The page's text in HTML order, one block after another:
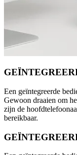
Een geïntegreerde
Gewoon draaien om
zijn de
bereikbaar.